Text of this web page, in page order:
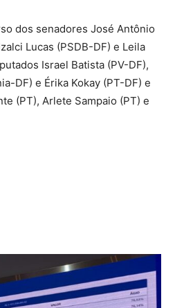
dos senadores José Antônio
Lucas (PSDB-DF) e Leila
Israel Batista (PV-DF),
DF) e Érika Kokay (PT-DF) e
(PT), Arlete Sampaio (PT) e